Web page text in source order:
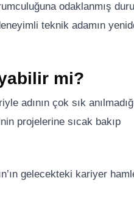
odaklanmış
teknik adamın
mi?
adının çok sık
projelerine sıcak bakıp
gelecekteki kariyer